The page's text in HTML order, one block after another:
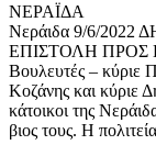
Νεράιδα 9/6/
ΕΠΙΣΤΟΛΗ ΠΡΟΣ
Βουλευτές – κύριε
Κοζάνης και κύριε
κάτοικοι της
βιος τους. Η